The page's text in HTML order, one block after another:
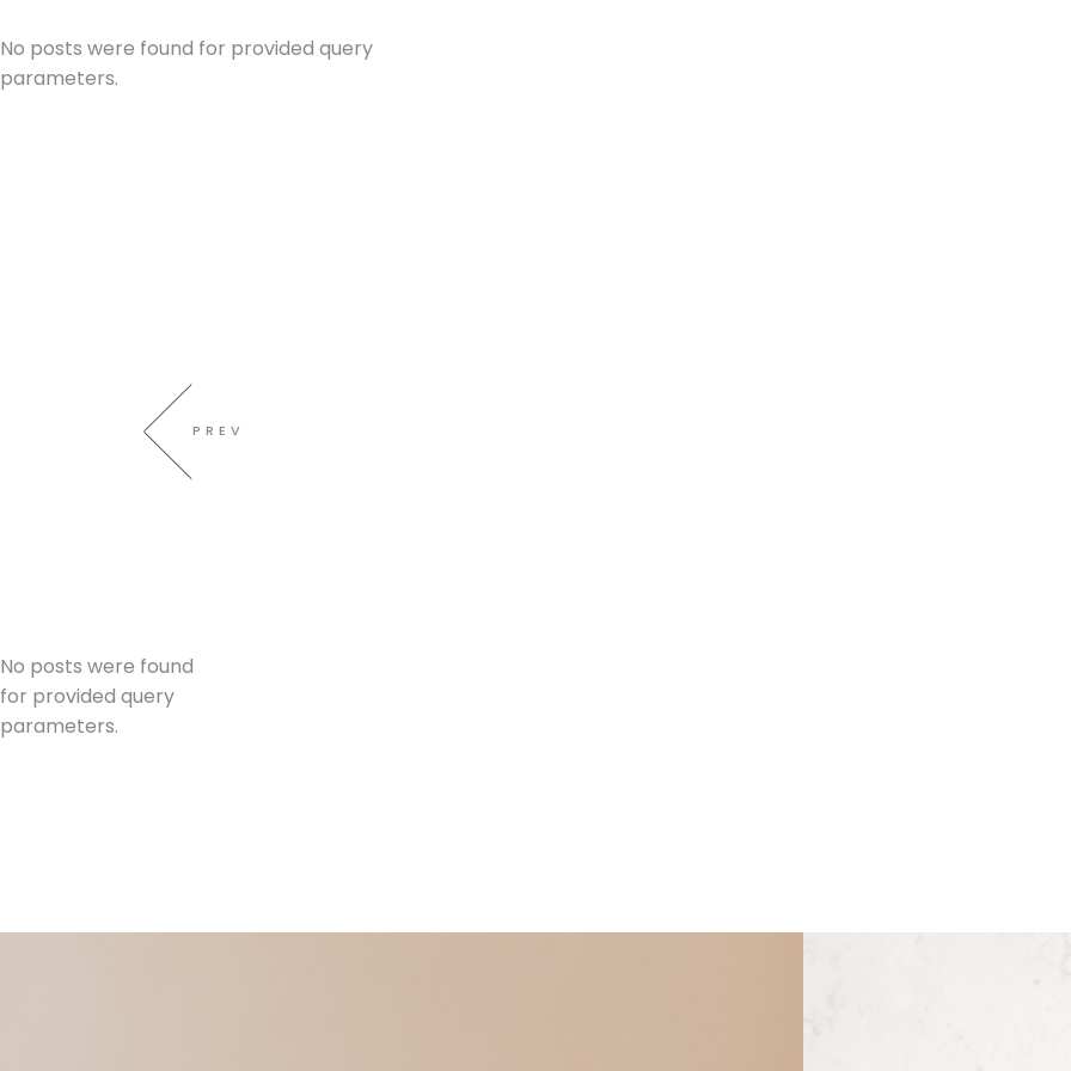
No posts were found for provided query
parameters.
PREV
No posts were found
for provided query
parameters.